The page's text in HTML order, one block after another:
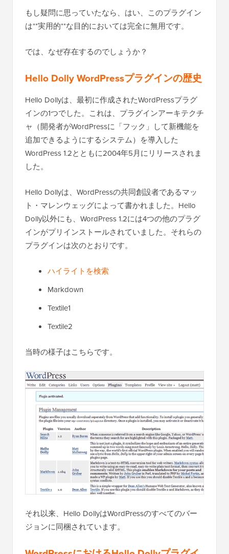
もし疑問に思っていたなら、はい、このプラグイン
は**実用的**な目的においては完全に無用です。
では、なぜ存在するのでしょうか？
Hello Dolly WordPressプラグインの歴史
Hello Dollyは、最初に作成されたWordPressプラグ
インの1つでした。これは、プラグインアーキテクチ
ャ（開発者がWordPressに「フック」して新機能を
追加できるようにするシステム）を導入した
WordPress 1.2とともに2004年5月にリリースされま
した。
Hello Dollyは、WordPressの共同創設者であるマッ
ト・マレンウェッグによって書かれました。Hello
Dolly以外にも、WordPress 1.2には4つの他のプラグ
インがプリインストールされていました。それらの
プラグインは次のとおりです。
ハイライトを検索
Markdown
Textile1
Textile2
当時の様子はこちらです。
それ以来、Hello DollyはWordPressのすべてのバー
ジョンに同梱されています。